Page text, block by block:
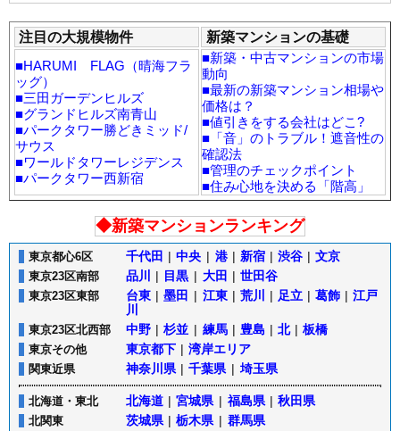
注目の大規模物件
新築マンションの基礎
■HARUMI FLAG（晴海フラ
ッグ）
■三田ガーデンヒルズ
■グランドヒルズ南青山
■パークタワー勝どきミッド/
サウス
■ワールドタワーレジデンス
■パークタワー西新宿
■新築・中古マンションの市場
動向
■最新の新築マンション相場や
価格は？
■値引きをする会社はどこ?
■ 「音」のトラブル！遮音性の
確認法
■管理のチェックポイント
■住み心地を決める「階高」
◆新築マンションランキング
東京都心6区 千代田 | 中央 | 港 | 新宿 | 渋谷 | 文京
東京23区南部 品川 | 目黒 | 大田 | 世田谷
東京23区東部 台東 | 墨田 | 江東 | 荒川 | 足立 | 葛飾 | 江戸
川
東京23区北西部 中野 | 杉並 | 練馬 | 豊島 | 北 | 板橋
東京その他 東京都下 | 湾岸エリア
関東近県 神奈川県 | 千葉県 | 埼玉県
北海道・東北 北海道 | 宮城県 | 福島県 | 秋田県
北関東 茨城県 | 栃木県 | 群馬県